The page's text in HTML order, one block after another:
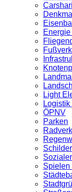
Denkmal
Light
ÖPNV
Parken
Schilder
Spielen